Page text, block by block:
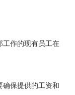
工作的现有员工在
保提供的工资和